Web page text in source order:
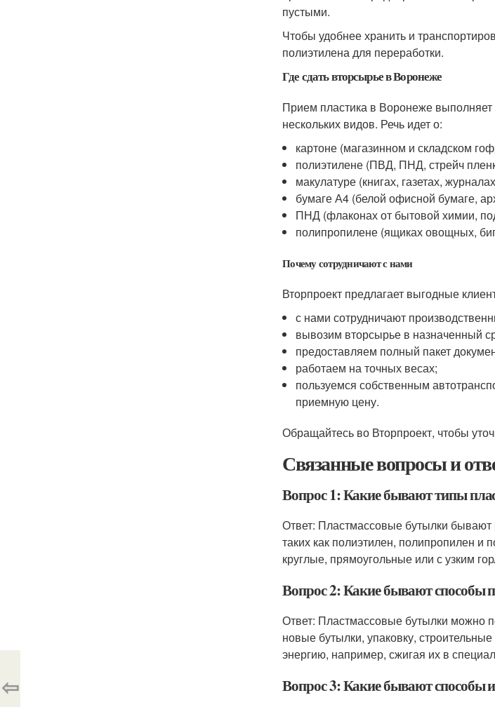
пустыми.
Чтобы удобнее хранить и
полиэтилена для переработки.
Где сдать вторсырье в Воронеже
Прием пластика в Воронеже
нескольких видов. Речь идет о:
картоне (магазинном и складском
полиэтилене (ПВД, ПНД, стрейч
макулатуре (книгах, газетах,
бумаге А4 (белой офисной бумаге,
ПНД (флаконах от бытовой химии,
полипропилене (ящиках овощных,
Почему сотрудничают с нами
Вторпроект предлагает выгодные
с нами сотрудничают
вывозим вторсырье в назначенный
предоставляем полный пакет
работаем на точных весах;
пользуемся собственным
приемную цену.
Обращайтесь во Вторпроект, чтобы
Связанные вопросы и
Вопрос 1: Какие бывают типы
Ответ: Пластмассовые бутылки бывают
таких как полиэтилен, полипропилен
круглые, прямоугольные или с узким
Вопрос 2: Какие бывают способы
Ответ: Пластмассовые бутылки можно
новые бутылки, упаковку,
энергию, например, сжигая их в
Вопрос 3: Какие бывают способы
⇦